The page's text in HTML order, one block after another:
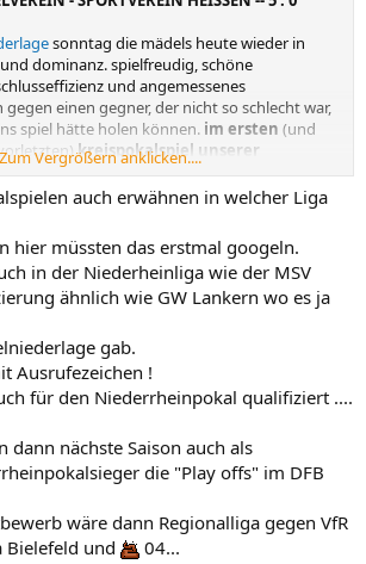
sonntag die mädels heute wieder in
dominanz. spielfreudig, schöne
und angemessenes
einen gegner, der nicht so schlecht war,
spiel hätte holen können. im ersten (und
kreispokalspiel unserer
gewann kreisligist rhenania hamborn, die
hause schickten (und sich damit für den
Zum Vergrößern anklicken....
auch erwähnen in welcher Liga
hier müssten das erstmal googeln.
in der Niederheinliga wie der MSV
ähnlich wie GW Lankern wo es ja
gab.
Ausrufezeichen !
für den Niederrheinpokal qualifiziert ....
dann nächste Saison auch als
die "Play offs" im DFB
wäre dann Regionalliga gegen VfR
Bielefeld und
04...